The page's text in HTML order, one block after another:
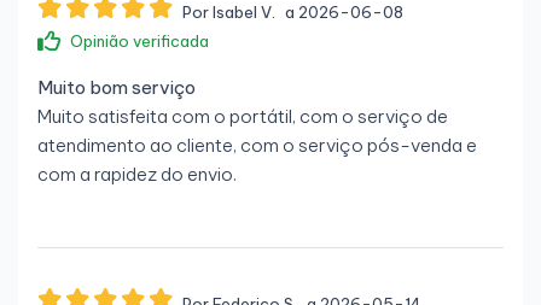
Por Isabel V.
a 2026-06-08
Opinião verificada
Muito bom serviço
Muito satisfeita com o portátil, com o serviço de
atendimento ao cliente, com o serviço pós-venda e
com a rapidez do envio.